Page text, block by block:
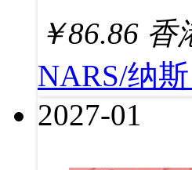
￥86.86 香
NARS/纳
2027-01